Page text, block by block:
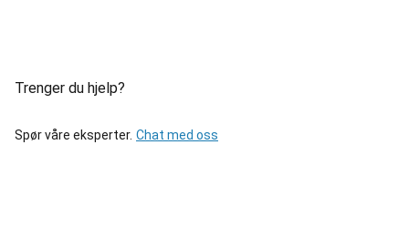
Trenger du hjelp?
Spør våre eksperter. Chat med oss